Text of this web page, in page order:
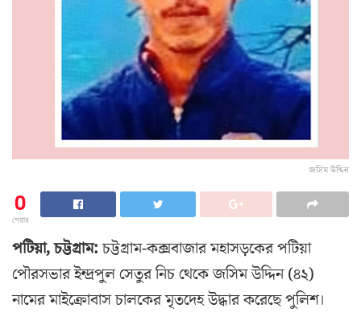
জসিম উদ্দিন
0
শেয়ার
পটিয়া, চট্টগ্রাম:চট্টগ্রাম-কক্সবাজার মহাসড়কের পটিয়া
পৌরসভার ইন্দ্রপুল সেতুর নিচ থেকে জসিম উদ্দিন (৪২)
নামের মাইক্রোবাস চালকের মৃতদেহ উদ্ধার করেছে পুলিশ।